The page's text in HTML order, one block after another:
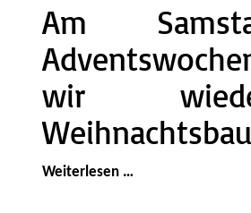
Am
wir
Weiterlesen …